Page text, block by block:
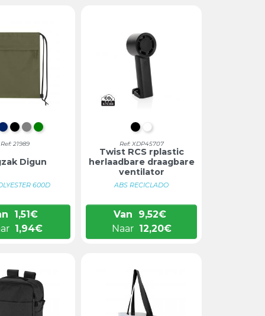
MARINEBLAUW
ZWART
GRIJSGROEN
Ref: 21989
Digun
600D
1,51€
1,94€
ZWART
WIT
Ref: XDP45707
Twist RCS rplastic
herlaadbare draagbare
ventilator
ABS RECICLADO
Van 9,52€
Naar 12,20€